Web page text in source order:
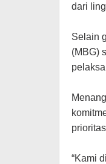
dari
Selain
(MBG)
“Kami